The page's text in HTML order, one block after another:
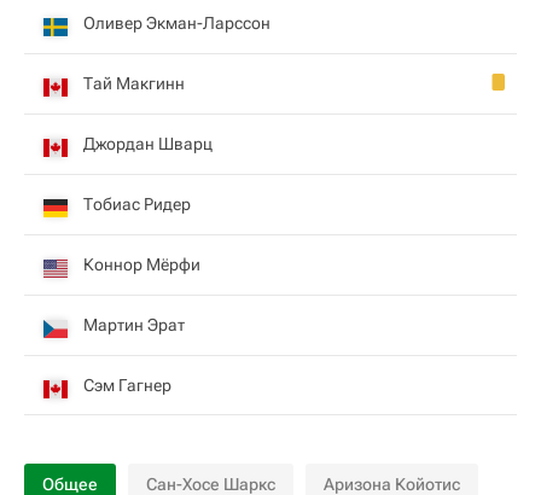
Оливер Экман-Ларссон
Тай Макгинн
Джордан Шварц
Тобиас Ридер
Коннор Мёрфи
Мартин Эрат
Сэм Гагнер
Общее Сан-Хосе Шаркс Аризона Койотис